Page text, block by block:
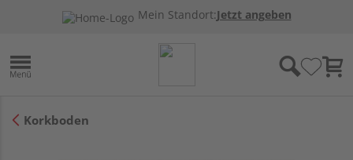
Mein Standort:Jetzt angeben
Korkboden